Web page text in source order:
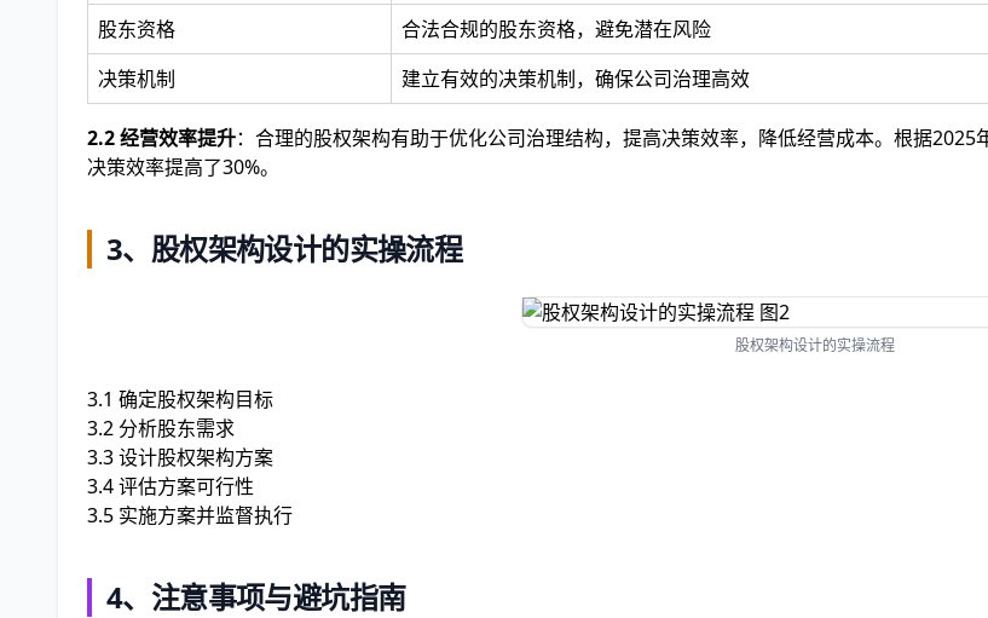
股东资格
合法合规的股东资格，避免潜在风险
决策机制
建立有效的决策机制，确保公司治理高效
2.2 经营效率提升：合理的股权架构有助于优化公司治理结构，提高决策效率，降低经营成本。根据
决策效率提高了30%。
3、股权架构设计的实操流程
股权架构设计的实操流程
3.1 确定股权架构目标
3.2 分析股东需求
3.3 设计股权架构方案
3.4 评估方案可行性
3.5 实施方案并监督执行
4、注意事项与避坑指南